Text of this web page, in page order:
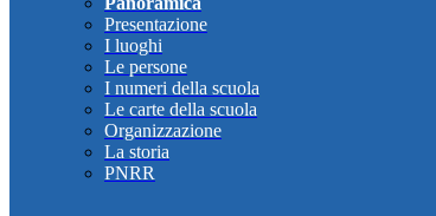
Presentazione
I luoghi
Le persone
I numeri della scuola
Le carte della scuola
Organizzazione
La storia
PNRR